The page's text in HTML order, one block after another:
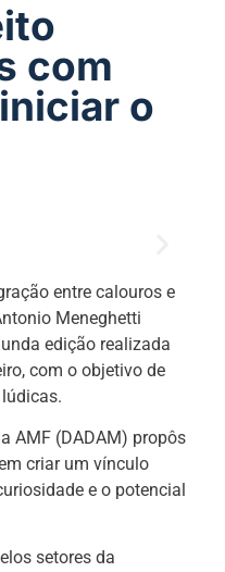
com
o
entre calouros e
Meneghetti
edição realizada
com o objetivo de
AMF (DADAM) propôs
criar um vínculo
e o potencial
setores da